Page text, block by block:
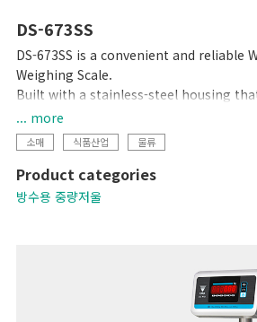
DS-673SS
DS-673SS is a convenient and reliable
Weighing Scale.
Built with a stainless-steel housing
this scale is totally waterproof and
perfect choice for any environment.
ensures accuracy and easy visibility,
underwater settings, and its low profile
unloading objects faster and easier.
... more
소매 식품산업 물류
Product categories
방수용 중량저울